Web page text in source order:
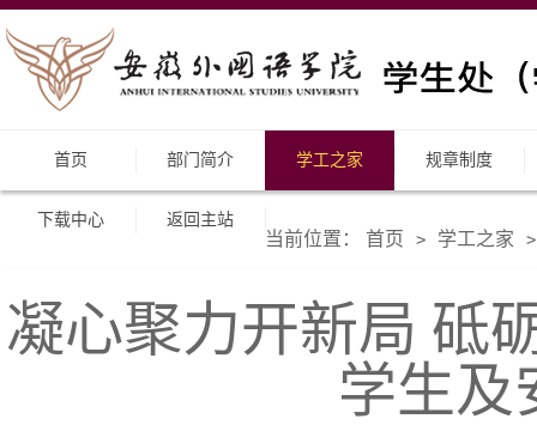
首页 部门简介 学工之家 规章制度
下载中心 返回主站
当前位置： 首页 > 学工之家 >
凝心聚力开新局 砥
学生及